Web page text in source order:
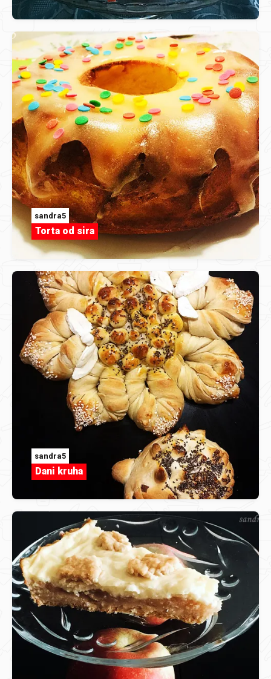
sandra5
Torta od sira
sandra5
Dani kruha